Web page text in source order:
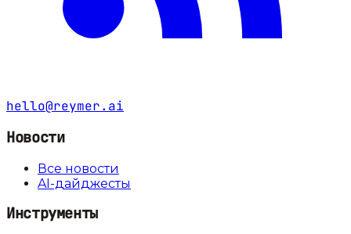
hello@reymer.ai
Новости
Все новости
AI-дайджесты
Инструменты